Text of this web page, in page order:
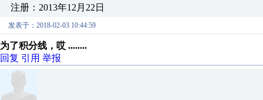
注册：2013年12月22日
发表于：2018-02-03 10:44:59
为了积分线，哎 ........
回复 引用 举报